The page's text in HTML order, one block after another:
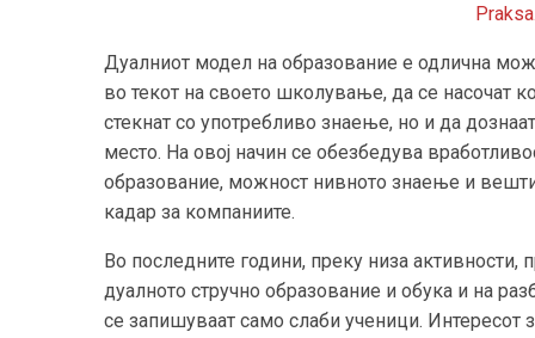
Дуалниот модел на образование е одлична
во текот на своето школување, да се насочат
стекнат со употребливо знаење, но и да
место. На овој начин се обезбедува
образование, можност нивното знаење и
кадар за компаниите.
Во последните години, преку низа
дуалното стручно образование и обука и на
се запишуваат само слаби ученици. Интересот